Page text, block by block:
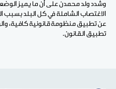
وشدد ولد محمدن على أن ما يميز
الاغتصاب الشاملة في كل البلد بسبب
عن تطبيق منظومة قانونية كافية،
تطبيق القانون.